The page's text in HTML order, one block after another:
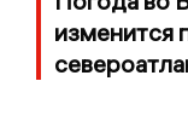
изменится